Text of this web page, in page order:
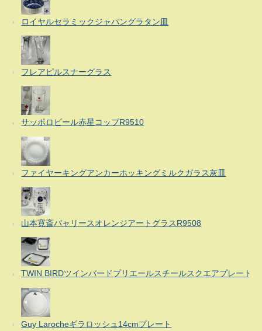
ロイヤルセラミックジャパングラタン皿
フレアピルスナーグラス
サッポロビール赤星コップR9510
ファイヤーキングアンカーホッキングミルクガラス灰皿
山本寛斎バャリースオレンジアートグラスR9508
TWIN BIRDツインバードプリエールスチールスクエアプレート
Guy Larocheギラロッシュ14cmプレート